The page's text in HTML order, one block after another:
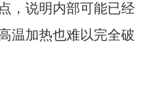
，说明内部可能已经
温加热也难以完全破